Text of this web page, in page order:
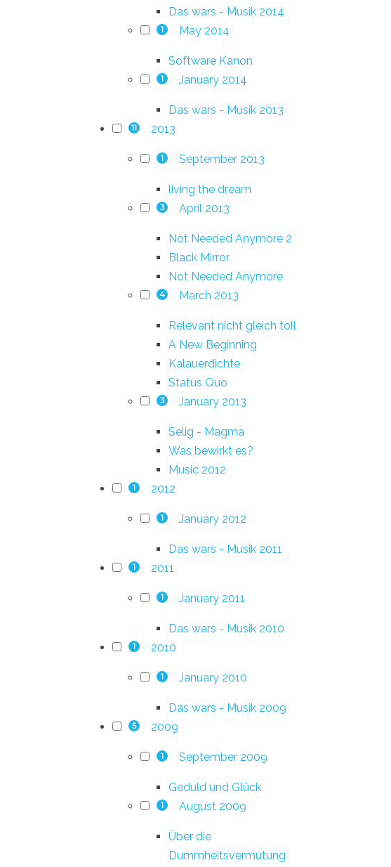
Das wars - Musik 2014
1 May 2014
Software Kanon
1 January 2014
Das wars - Musik 2013
11 2013
1 September 2013
living the dream
3 April 2013
Not Needed Anymore 2
Black Mirror
Not Needed Anymore
4 March 2013
Relevant nicht gleich toll
A New Beginning
Kalauerdichte
Status Quo
3 January 2013
Selig - Magma
Was bewirkt es?
Music 2012
1 2012
1 January 2012
Das wars - Musik 2011
1 2011
1 January 2011
Das wars - Musik 2010
1 2010
1 January 2010
Das wars - Musik 2009
5 2009
1 September 2009
Geduld und Glück
1 August 2009
Über die
Dummheitsvermutung